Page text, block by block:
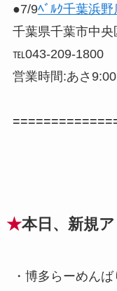
●7/9ﾍﾞﾙｸ千葉浜野
千葉県千葉市中
℡043-209-1800
営業時間:あさ
★本日、新規
・博多らーめん